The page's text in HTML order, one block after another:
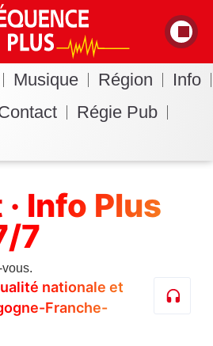
Musique Région
Info
Régie Pub
Info Plus
7
nationale et
Franche-